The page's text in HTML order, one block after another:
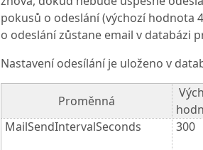
pokusů o odeslání (výchozí hodnota
o odeslání zůstane email v databázi
Nastavení odesílání je uloženo v
Proměnná
MailSendIntervalSeconds
300